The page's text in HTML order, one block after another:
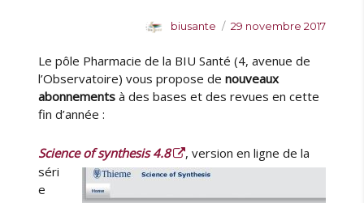
s
é
c
e
A
t
e
u
biusante
P
b
l
i
29 novembre 2017
Le pôle Pharmacie de la BIU Santé (4, avenue de
l’Observatoire) vous propose denouveaux
abonnements à des bases et des revues en cette
fin d’année :
Science of synthesis 4.8
, version en ligne de la
séri
e